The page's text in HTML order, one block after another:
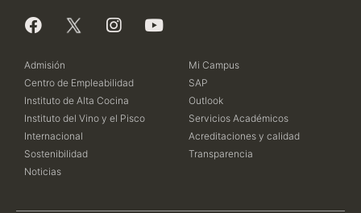
Admisión
Centro de Empleabilidad
Instituto de Alta Cocina
Instituto del Vino y el Pisco
Internacional
Sostenibilidad
Noticias
Mi Campus
SAP
Outlook
Servicios Académicos
Acreditaciones y calidad
Transparencia